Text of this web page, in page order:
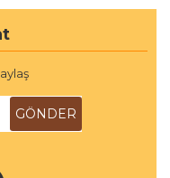
GÖNDER